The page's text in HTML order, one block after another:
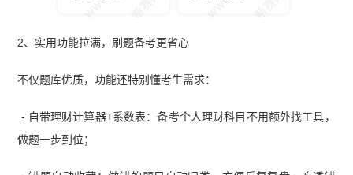
2、实用功能拉满，刷题备考更省心
不仅题库优质，功能还特别懂考生需求：
- 自带理财计算器+系数表：备考个人理财科目不用额外找工具，
做题一步到位；